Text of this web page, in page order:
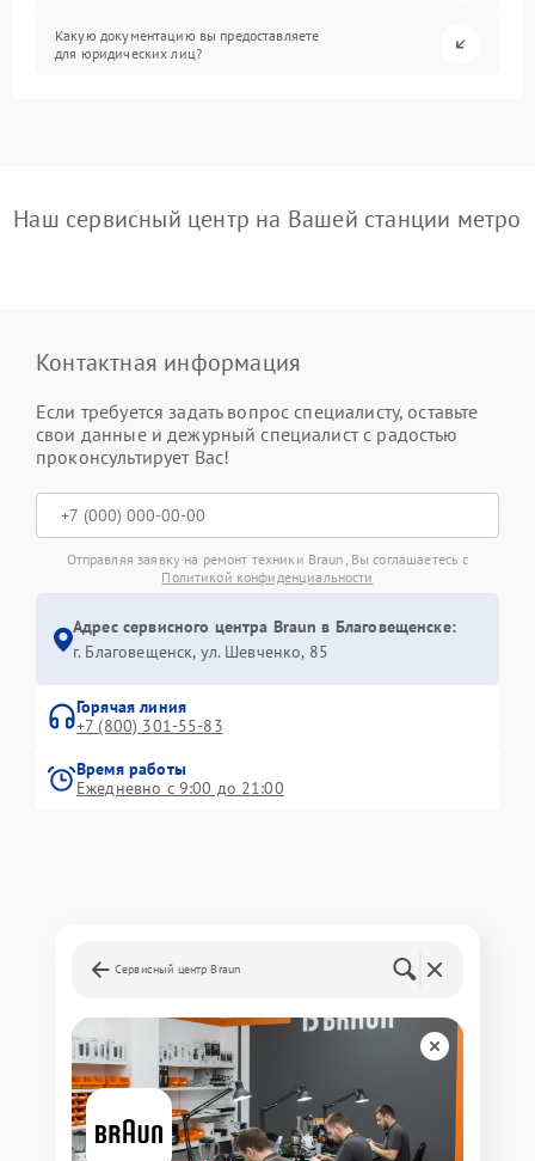
Какую документацию вы предоставляете
для юридических лиц?
Наш сервисный центр на Вашей станции метро
Контактная информация
Если требуется задать вопрос специалисту, оставьте
свои данные и дежурный специалист с радостью
проконсультирует Вас!
Отправляя заявку на ремонт техники Braun, Вы соглашаетесь с
Политикой конфиденциальности
Адрес сервисного центра Braun в Благовещенске:
г. Благовещенск, ул. Шевченко, 85
Горячая линия
+7 (800) 301-55-83
Время работы
Ежедневно с 9:00 до 21:00
Сервисный центр Braun